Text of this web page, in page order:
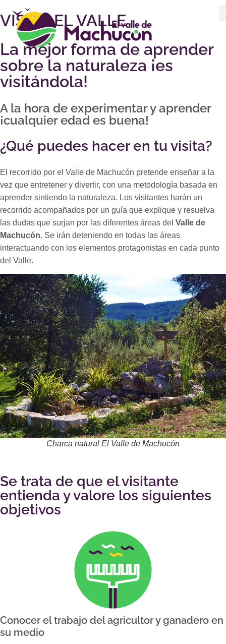
VISITA EL VALLE
La mejor forma de aprender
sobre la naturaleza ¡es
visitándola!
A la hora de experimentar y aprender
¡cualquier edad es buena!
¿Qué puedes hacer en tu visita?
El recorrido por el Valle de Machucón pretende enseñar a la
vez que entretener y divertir, con una metodología basada en
aprender sintiendo la naturaleza. Los visitantes harán un
recorrido acompañados por un guía que explique y resuelva
las dudas que surjan por las diferentes áreas del Valle de
Machucón. Se irán deteniendo en todas las áreas
interactuando con los elementos protagonistas en cada punto
del Valle.
Charca natural El Valle de Machucón
Se trata de que el visitante
entienda y valore los siguientes
objetivos
Conocer el trabajo del agricultor y ganadero en
su medio